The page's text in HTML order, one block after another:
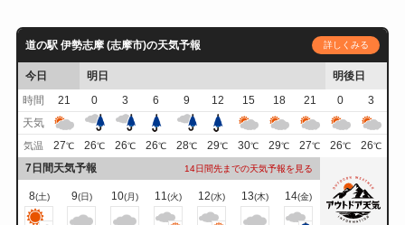
道の駅 伊勢志摩 (志摩市)の天気予報 詳しくみる
今日 明日
明後日
時間
21 0 3 6 9 12 15 18 21 0
3
天気
気温 27℃ 26℃ 26℃ 26℃ 28℃ 29℃ 30℃ 29℃ 27℃ 26℃ 26℃
7日間天気予報 14日間先までの天気予報を見る
8(土) 9(日) 10(月) 11(火) 12(水) 13(木) 14(金)